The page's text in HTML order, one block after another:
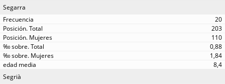
Segarra
20
203
110
0,88
1,84
8,4
Segrià